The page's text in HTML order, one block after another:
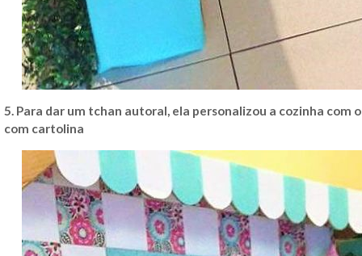
5. Para dar um tchan autoral, ela personalizou a cozinha com
com cartolina